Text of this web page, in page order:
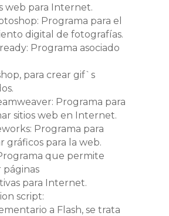
web para Internet.
Programa para el
digital de fotografías.
Programa asociado
para crear gif`s
Programa para
sitios web en Internet.
Programa para
gráficos para la web.
que permite
páginas
para Internet.
script:
a Flash, se trata